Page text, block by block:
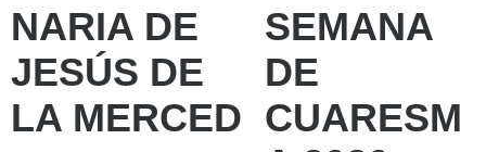
NARIA DE
JESÚS DE
LA MERCED
SEMANA
DE
CUARESM